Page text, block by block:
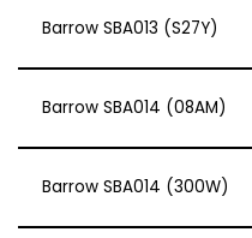
Barrow SBA013 (S27Y)
Barrow SBA014 (08AM)
Barrow SBA014 (300W)